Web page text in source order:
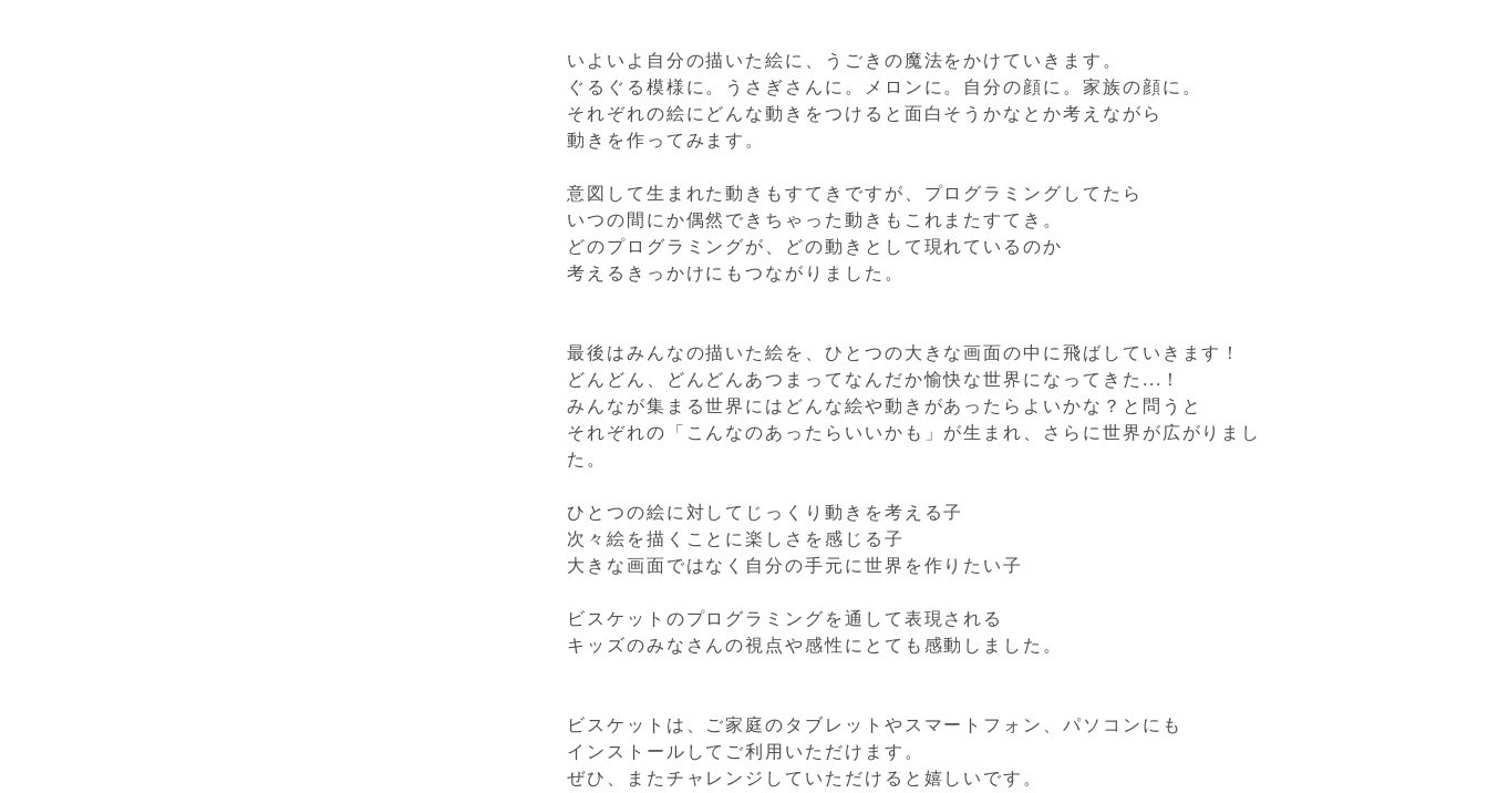
いよいよ自分の描いた絵に、うごきの魔法をかけていきます。
ぐるぐる模様に。うさぎさんに。メロンに。自分の顔に。家族の顔に。
それぞれの絵にどんな動きをつけると面白そうかなとか考えながら
動きを作ってみます。
意図して生まれた動きもすてきですが、プログラミングしてたら
いつの間にか偶然できちゃった動きもこれまたすてき。
どのプログラミングが、どの動きとして現れているのか
考えるきっかけにもつながりました。
最後はみんなの描いた絵を、ひとつの大きな画面の中に飛ばしていきます！
どんどん、どんどんあつまってなんだか愉快な世界になってきた...！
みんなが集まる世界にはどんな絵や動きがあったらよいかな？と問うと
それぞれの「こんなのあったらいいかも」が生まれ、さらに世界が広がりまし
た。
ひとつの絵に対してじっくり動きを考える子
次々絵を描くことに楽しさを感じる子
大きな画面ではなく自分の手元に世界を作りたい子
ビスケットのプログラミングを通して表現される
キッズのみなさんの視点や感性にとても感動しました。
ビスケットは、ご家庭のタブレットやスマートフォン、パソコンにも
インストールしてご利用いただけます。
ぜひ、またチャレンジしていただけると嬉しいです。